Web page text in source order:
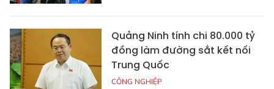
Quảng Ninh tính chi 80.000 tỷ
đồng làm đường sắt kết nối
Trung Quốc
CÔNG NGHIỆP